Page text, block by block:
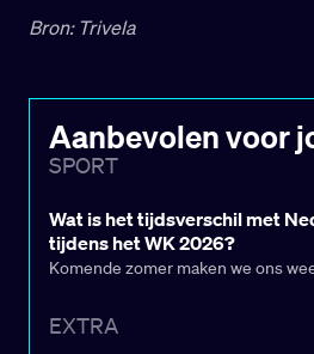
Bron: Trivela
Aanbevolen voor
SPORT
Wat is het tijdsverschil met
tijdens het WK 2026?
Komende zomer maken we ons
aan om zich tot wereldkampioen te
EXTRA